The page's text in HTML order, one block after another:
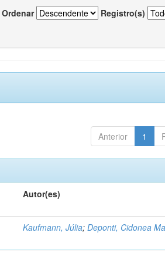
Ordenar Registro(s)
Anterior 1
Autor(es)
Kaufmann, Júlia;Deponti, Cidonea